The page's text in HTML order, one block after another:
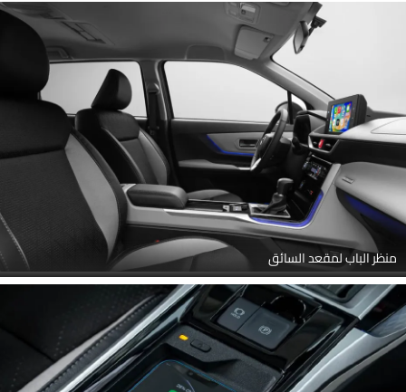
منظر الباب لمقعد السائق